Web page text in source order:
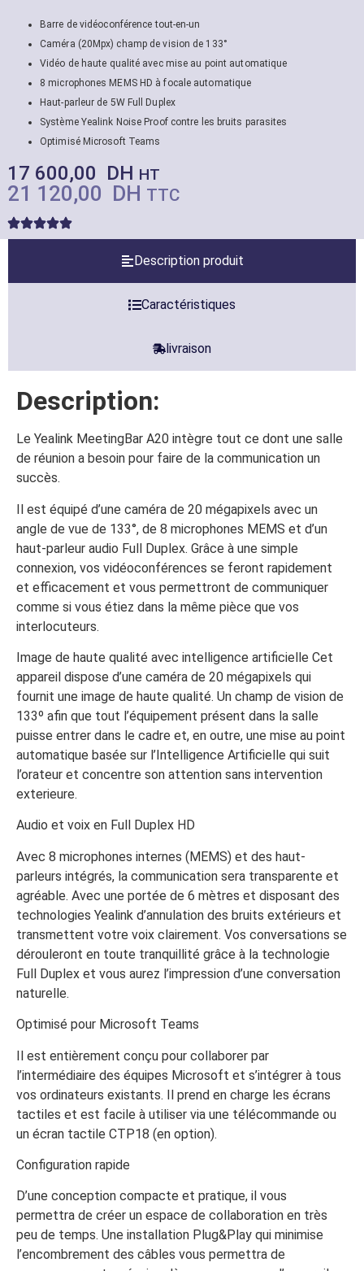
Barre de vidéoconférence tout-en-un
Caméra (20Mpx) champ de vision de 133°
Vidéo de haute qualité avec mise au point automatique
8 microphones MEMS HD à focale automatique
Haut-parleur de 5W Full Duplex
Système Yealink Noise Proof contre les bruits parasites
Optimisé Microsoft Teams
17 600,00 DH HT
21 120,00 DH TTC
Description produit
Caractéristiques
livraison
Description:
Le Yealink MeetingBar A20 intègre tout ce dont une salle
de réunion a besoin pour faire de la communication un
succès.
Il est équipé d’une caméra de 20 mégapixels avec un
angle de vue de 133°, de 8 microphones MEMS et d’un
haut-parleur audio Full Duplex. Grâce à une simple
connexion, vos vidéoconférences se feront rapidement
et efficacement et vous permettront de communiquer
comme si vous étiez dans la même pièce que vos
interlocuteurs.
Image de haute qualité avec intelligence artificielle Cet
appareil dispose d’une caméra de 20 mégapixels qui
fournit une image de haute qualité. Un champ de vision de
133º afin que tout l’équipement présent dans la salle
puisse entrer dans le cadre et, en outre, une mise au point
automatique basée sur l’Intelligence Artificielle qui suit
l’orateur et concentre son attention sans intervention
exterieure.
Audio et voix en Full Duplex HD
Avec 8 microphones internes (MEMS) et des haut-
parleurs intégrés, la communication sera transparente et
agréable. Avec une portée de 6 mètres et disposant des
technologies Yealink d’annulation des bruits extérieurs et
transmettent votre voix clairement. Vos conversations se
dérouleront en toute tranquillité grâce à la technologie
Full Duplex et vous aurez l’impression d’une conversation
naturelle.
Optimisé pour Microsoft Teams
Il est entièrement conçu pour collaborer par
l’intermédiaire des équipes Microsoft et s’intégrer à tous
vos ordinateurs existants. Il prend en charge les écrans
tactiles et est facile à utiliser via une télécommande ou
un écran tactile CTP18 (en option).
Configuration rapide
D’une conception compacte et pratique, il vous
permettra de créer un espace de collaboration en très
peu de temps. Une installation Plug&Play qui minimise
l’encombrement des câbles vous permettra de